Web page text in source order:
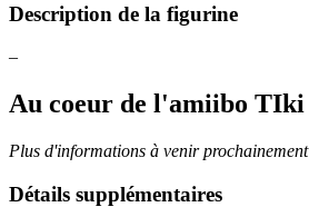
Description de la figurine
–
Au coeur de l'amiibo TIki
Plus d'informations à venir prochainement
Détails supplémentaires